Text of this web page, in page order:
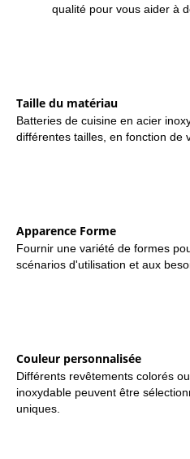
qualité pour vous aider à
Taille du matériau
Batteries de cuisine en acier
différentes tailles, en fonction de
Apparence Forme
Fournir une variété de formes
scénarios d'utilisation et aux
Couleur personnalisée
Différents revêtements colorés
inoxydable peuvent être
uniques.